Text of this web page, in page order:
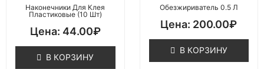
Наконечники Для Клея
Пластиковые (10 Шт)
44.00₽
В КОРЗИНУ
Обезжириватель 0.5 Л
200.00₽
В КОРЗИНУ